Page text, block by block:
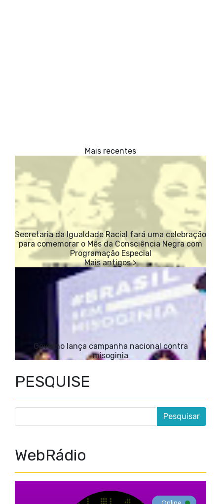
Secretaria da Igualdade Racial fará uma celebração
para comemorar o Mês da Consciência Negra com
Programação Especial
Governo lança campanha nacional contra
misoginia
PESQUISE
WebRádio